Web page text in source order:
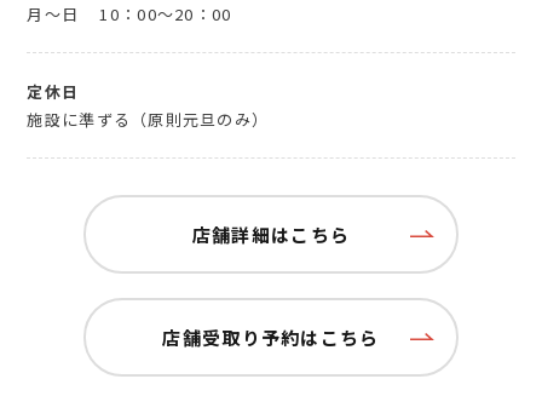
月～日
10：00～20：00
定休日
施設に準ずる（原則元旦のみ）
店舗詳細はこちら
店舗受取り予約はこちら